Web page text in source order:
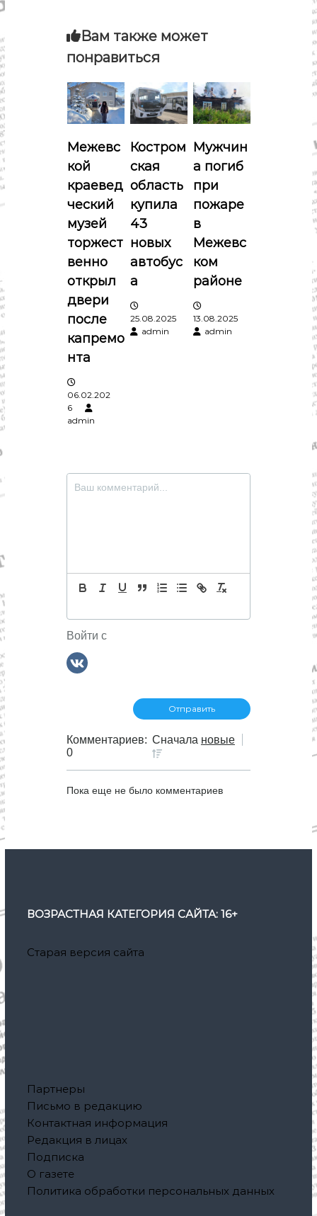
у
ь
у
р
а
,
п
о
т
а
ц
и
я
п
о
з
а
п
и
с
я
м
Вам также может
понравиться
Межевс
кой
краевед
ческий
музей
торжест
венно
открыл
двери
после
капремо
нта
06.02.202
6
admin
Костром
ская
область
купила
43
новых
автобус
а
25.08.2025
admin
Мужчин
а погиб
при
пожаре
в
Межевс
ком
районе
13.08.2025
admin
Войти с
Комментариев:
0
Сначала новые
Пока еще не было комментариев
ВОЗРАСТНАЯ КАТЕГОРИЯ САЙТА: 16+
Старая версия сайта
Партнеры
Письмо в редакцию
Контактная информация
Редакция в лицах
Подписка
О газете
Политика обработки персональных данных